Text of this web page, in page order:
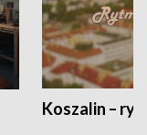
Koszalin –